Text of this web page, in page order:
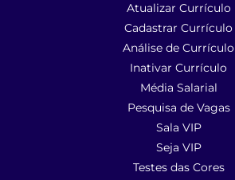
Atualizar Currículo
Cadastrar Currículo
Análise de Currículo
Inativar Currículo
Média Salarial
Pesquisa de Vagas
Sala VIP
Seja VIP
Testes das Cores